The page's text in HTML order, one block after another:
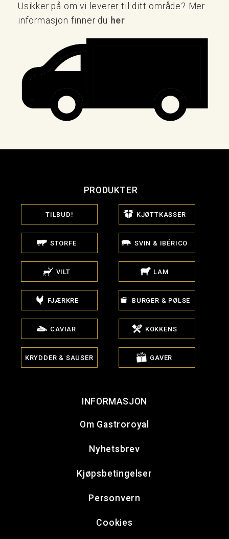
Usikker på om vi leverer til ditt område? Mer
informasjon finner du her
PRODUKTER
TILBUD! KJØTTKASSER
STORFE SVIN & IBÉRICO
VILT LAM
FJÆRKRE BURGER & PØLSE
CAVIAR KOKKENS
KRYDDER & SAUSER GAVER
INFORMASJON
Om Gastroroyal
Nyhetsbrev
Kjøpsbetingelser
Personvern
Cookies